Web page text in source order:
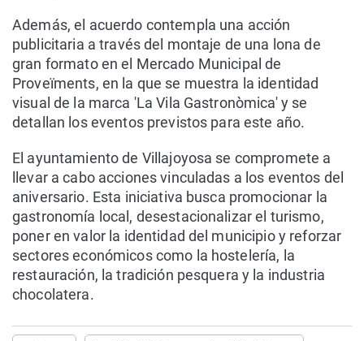
Además, el acuerdo contempla una acción
publicitaria a través del montaje de una lona de
gran formato en el Mercado Municipal de
Proveïments, en la que se muestra la identidad
visual de la marca 'La Vila Gastronòmica' y se
detallan los eventos previstos para este año.
El ayuntamiento de Villajoyosa se compromete a
llevar a cabo acciones vinculadas a los eventos del
aniversario. Esta iniciativa busca promocionar la
gastronomía local, desestacionalizar el turismo,
poner en valor la identidad del municipio y reforzar
sectores económicos como la hostelería, la
restauración, la tradición pesquera y la industria
chocolatera.